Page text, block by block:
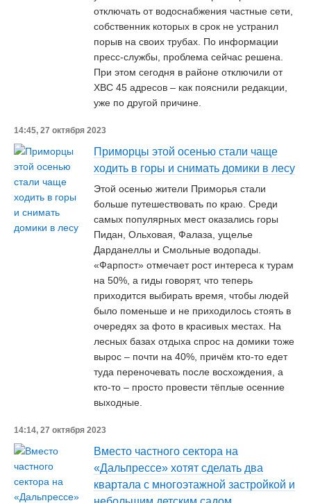
отключать от водоснабжения частные сети,
собственник которых в срок не устранил
порыв на своих трубах. По информации
пресс-службы, проблема сейчас решена.
При этом сегодня в районе отключили от
ХВС 45 адресов – как пояснили редакции,
уже по другой причине.
14:45, 27 октября 2023
Приморцы этой осенью стали чаще
ходить в горы и снимать домики в лесу
Этой осенью жители Приморья стали
больше путешествовать по краю. Среди
самых популярных мест оказались горы
Пидан, Ольховая, Фалаза, ущелье
Дарданеллы и Смольные водопады.
«Фарпост» отмечает рост интереса к турам
на 50%, а гиды говорят, что теперь
приходится выбирать время, чтобы людей
было поменьше и не приходилось стоять в
очередях за фото в красивых местах. На
лесных базах отдыха спрос на домики тоже
вырос – почти на 40%, причём кто-то едет
туда переночевать после восхождения, а
кто-то – просто провести тёплые осенние
выходные.
14:14, 27 октября 2023
Вместо частного сектора на
«Дальпрессе» хотят сделать два
квартала с многоэтажной застройкой и